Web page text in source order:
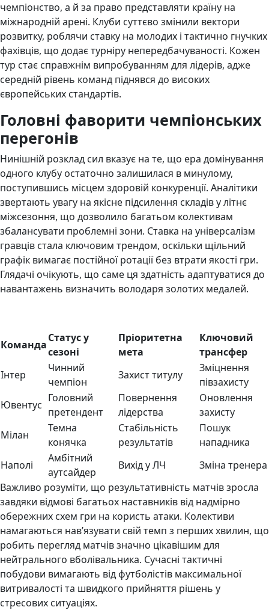
чемпіонство, а й за право представляти країну на
міжнародній арені. Клуби суттєво змінили вектори
розвитку, роблячи ставку на молодих і тактично гнучких
фахівців, що додає турніру непередбачуваності. Кожен
тур стає справжнім випробуванням для лідерів, адже
середній рівень команд піднявся до високих
європейських стандартів.
Головні фаворити чемпіонських
перегонів
Нинішній розклад сил вказує на те, що ера домінування
одного клубу остаточно залишилася в минулому,
поступившись місцем здоровій конкуренції. Аналітики
звертають увагу на якісне підсилення складів у літнє
міжсезоння, що дозволило багатьом колективам
збалансувати проблемні зони. Ставка на універсалізм
гравців стала ключовим трендом, оскільки щільний
графік вимагає постійної ротації без втрати якості гри.
Глядачі очікують, що саме ця здатність адаптуватися до
навантажень визначить володаря золотих медалей.
Команда
Статус у
сезоні
Пріоритетна
мета
Ключовий
трансфер
Інтер
Чинний
чемпіон
Захист титулу
Зміцнення
півзахисту
Ювентус
Головний
претендент
Повернення
лідерства
Оновлення
захисту
Мілан
Темна
конячка
Стабільність
результатів
Пошук
нападника
Наполі
Амбітний
аутсайдер
Вихід у ЛЧ
Зміна тренера
Важливо розуміти, що результативність матчів зросла
завдяки відмові багатьох наставників від надмірно
обережних схем гри на користь атаки. Колективи
намагаються нав’язувати свій темп з перших хвилин, що
робить перегляд матчів значно цікавішим для
нейтрального вболівальника. Сучасні тактичні
побудови вимагають від футболістів максимальної
витривалості та швидкого прийняття рішень у
стресових ситуаціях.